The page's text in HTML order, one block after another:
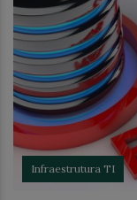
Infraestrutura TI